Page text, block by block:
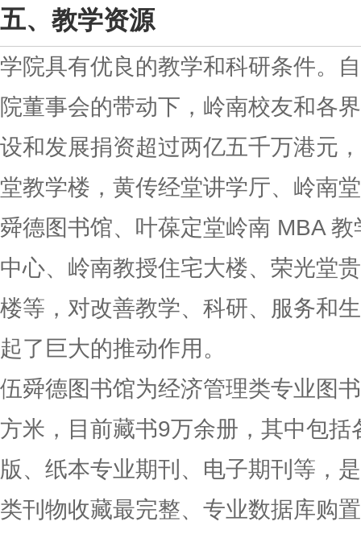
教学资源
学院具有优良的教学和科研条件。
院董事会的带动下，岭南校友和各
设和发展捐资超过两亿五千万港元
堂教学楼，黄传经堂讲学厅、岭南
舜德图书馆、叶葆定堂岭南 MBA
中心、岭南教授住宅大楼、荣光堂
楼等，对改善教学、科研、服务和
起了巨大的推动作用。
伍舜德图书馆为经济管理类专业图
方米，目前藏书9万余册，其中包
版、纸本专业期刊、电子期刊等，
类刊物收藏最完整、专业数据库购